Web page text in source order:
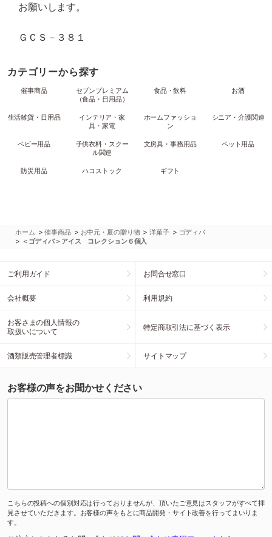
お願いします。
ＧＣＳ－３８１
カテゴリーから探す
催事商品
セブンプレミアム
（食品・日用品）
食品・飲料 お酒
生活雑貨・日用品
インテリア・家
具・家電
ホームファッショ
ン
シニア・介護関連
ベビー用品
子供衣料・スクー
ル関連
文房具・事務用品 ペット用品
防災用品 ハコストック ギフト
ホーム >催事商品 > お中元・夏の贈り物 >洋菓子 > ゴディバ
> ＜ゴディバ＞アイス コレクション６個入
ご利用ガイド お問合せ窓口
会社概要 利用規約
お客さまの個人情報の
取扱いについて
特定商取引法に基づく表示
酒類販売管理者標識 サイトマップ
お客様の声をお聞かせください
こちらの投稿への個別対応は行っておりませんが、頂いたご意見はスタッフがすべて拝
見させていただきます。お客様の声をもとに商品開発・サイト改善を行ってまいりま
す。